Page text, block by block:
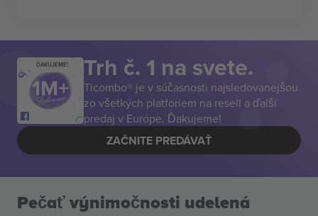
ĎAKUJEME! Trh č. 1 na svete.
Ticombo® je v súčasnosti najsledovanejšou
zo všetkých platforiem na resell a ďalší
predaj v Európe. Ďakujeme!
ZAČNITE PREDÁVAŤ
Pečať výnimočnosti udelená